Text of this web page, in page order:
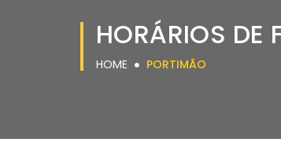
HORÁRIOS DE
HOME PORTIMÃO